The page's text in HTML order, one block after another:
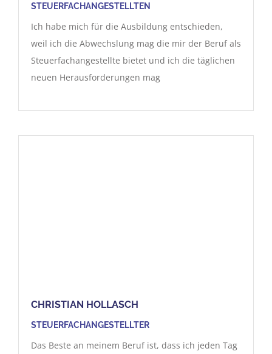
STEUERFACHANGESTELLTEN
Ich habe mich für die Ausbildung entschieden,
weil ich die Abwechslung mag die mir der Beruf als
Steuerfachangestellte bietet und ich die täglichen
neuen Herausforderungen mag
CHRISTIAN HOLLASCH
STEUERFACHANGESTELLTER
Das Beste an meinem Beruf ist, dass ich jeden Tag